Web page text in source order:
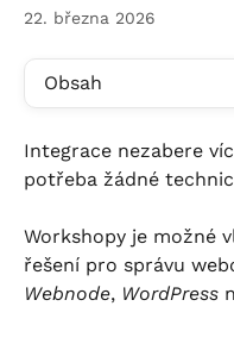
22. března 2026
Obsah
Integrace nezabere
potřeba žádné
Workshopy je možné
řešení pro správu
Webnode, WordPress